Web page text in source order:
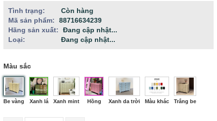
Tình trạng:
Còn hàng
Mã sản phẩm:
88716634239
Hãng sản xuất:
Đang cập nhật...
Loại:
Đang cập nhật...
Màu sắc
Be vàng Xanh lá Xanh mint Hồng Xanh da trời Màu khác Trắng be